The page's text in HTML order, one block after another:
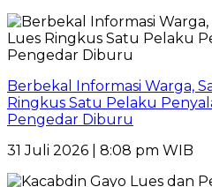
Berbekal Informasi Warga,
Ringkus Satu Pelaku
Pengedar Diburu
31 Juli 2026 | 8:08 pm WIB